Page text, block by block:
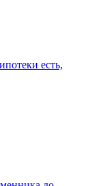
есть,